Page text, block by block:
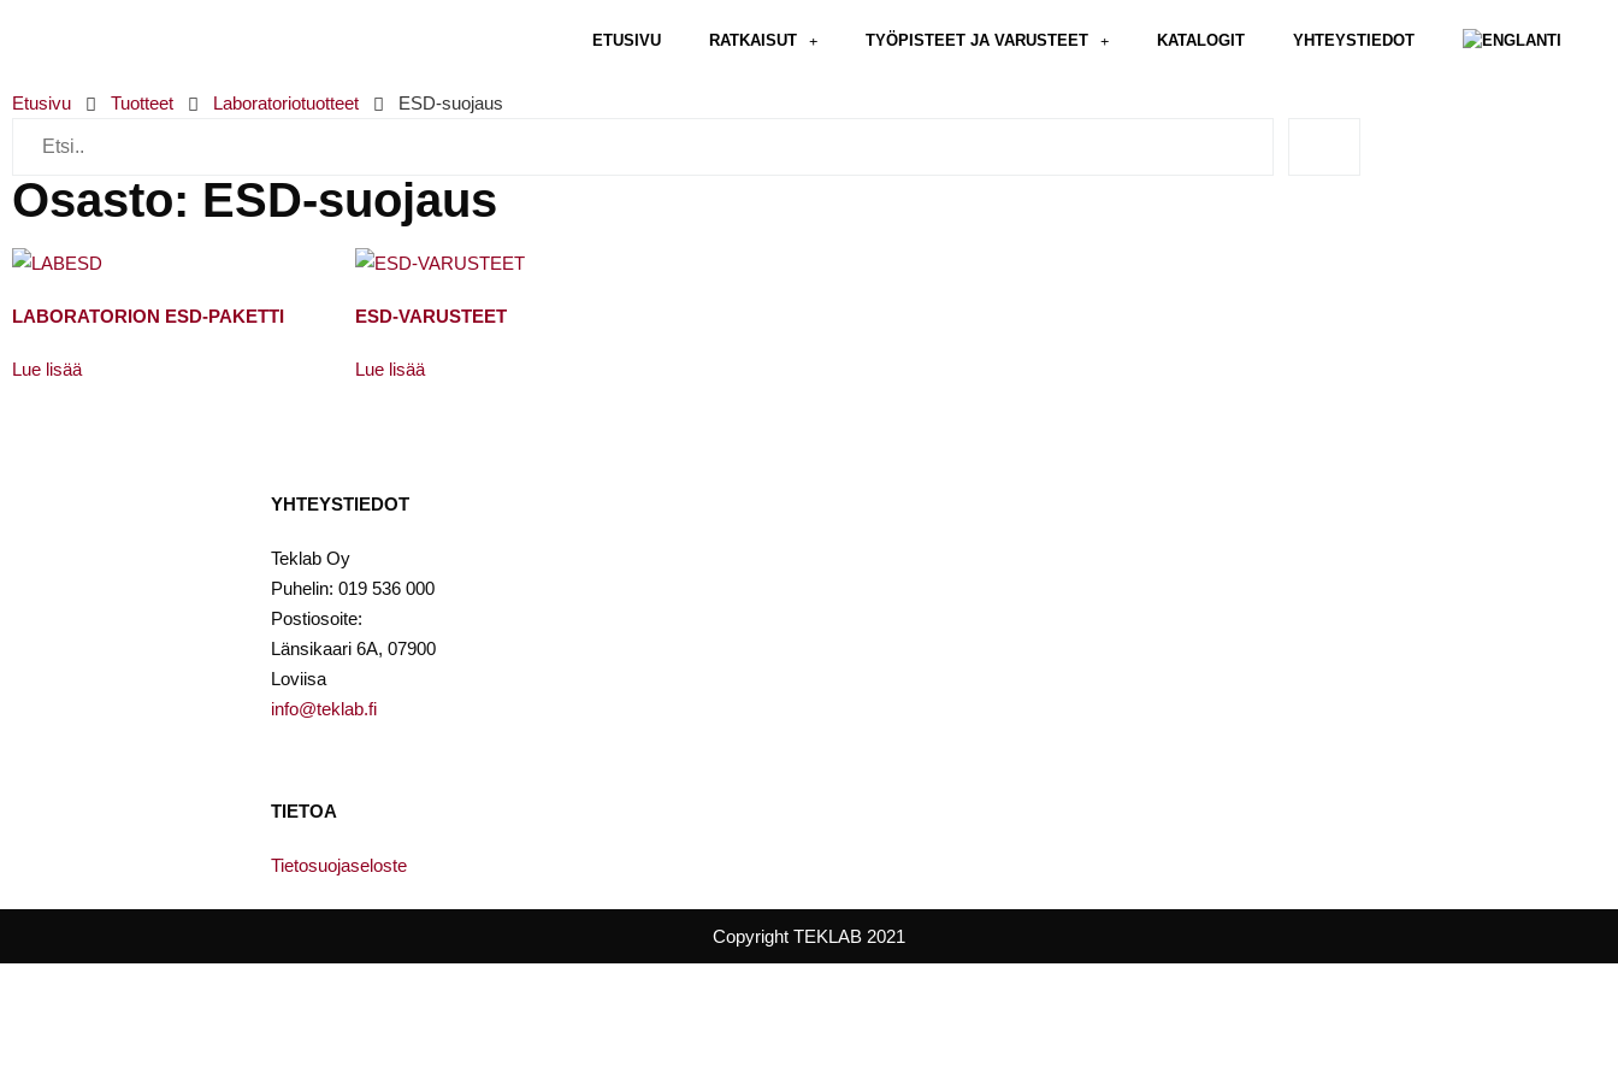
ETUSIVU RATKAISUT TYÖPISTEET JA VARUSTEET KATALOGIT YHTEYSTIEDOT
Etusivu Tuotteet Laboratoriotuotteet ESD-suojaus
Osasto: ESD-suojaus
LABORATORION ESD-PAKETTI
Lue lisää
ESD-VARUSTEET
Lue lisää
YHTEYSTIEDOT
Teklab Oy
Puhelin: 019 536 000
Postiosoite:
Länsikaari 6A, 07900
Loviisa
info@teklab.fi
TIETOA
Tietosuojaseloste
Copyright TEKLAB 2021